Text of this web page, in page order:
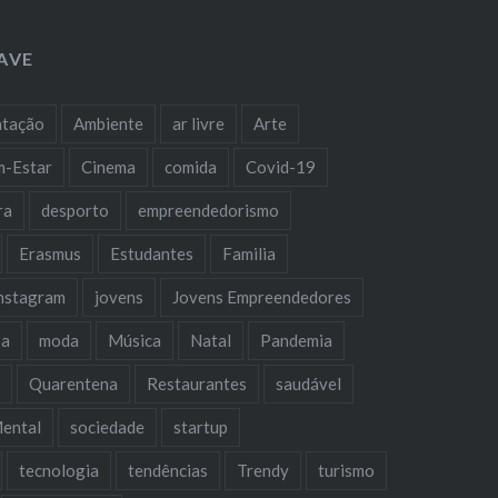
Ambiente ar livre Arte
Estar Cinema comida Covid-19
desporto empreendedorismo
Erasmus Estudantes Familia
jovens Jovens Empreendedores
moda Música Natal Pandemia
Quarentena Restaurantes saudável
sociedade startup
tecnologia tendências Trendy turismo